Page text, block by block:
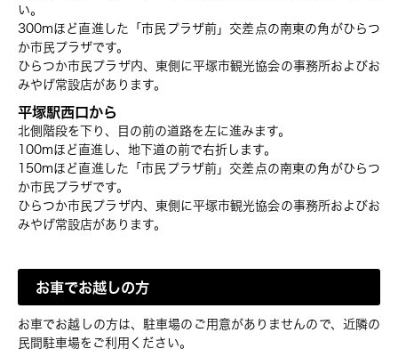
い。
300mほど直進した「市民プラザ前」交差点の南東の角がひらつ
か市民プラザです。
ひらつか市民プラザ内、東側に平塚市観光協会の事務所およびお
みやげ常設店があります。
平塚駅西口から
北側階段を下り、目の前の道路を左に進みます。
100mほど直進し、地下道の前で右折します。
150mほど直進した「市民プラザ前」交差点の南東の角がひらつ
か市民プラザです。
ひらつか市民プラザ内、東側に平塚市観光協会の事務所およびお
みやげ常設店があります。
お車でお越しの方
お車でお越しの方は、駐車場のご用意がありませんので、近隣の
民間駐車場をご利用ください。